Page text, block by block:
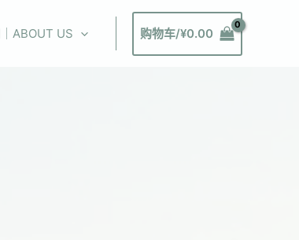
ABOUT US 购物车/¥0.00